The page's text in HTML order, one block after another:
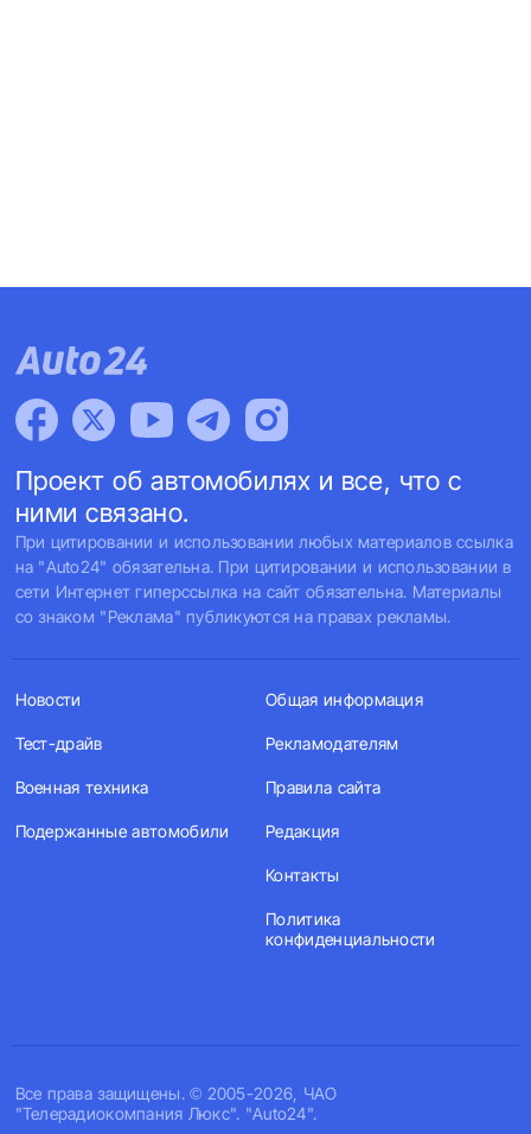
Проект об автомобилях и все, что с
ними связано.
При цитировании и использовании любых материалов ссылка
на "Auto24" обязательна. При цитировании и использовании в
сети Интернет гиперссылка на сайт обязательна. Материалы
со знаком "Реклама" публикуются на правах рекламы.
Все права защищены. © 2005-2026, ЧАО
"Телерадиокомпания Люкс". "Auto24".
Новости
Тест-драйв
Военная техника
Подержанные автомобили
Общая информация
Рекламодателям
Правила сайта
Редакция
Контакты
Политика
конфиденциальности